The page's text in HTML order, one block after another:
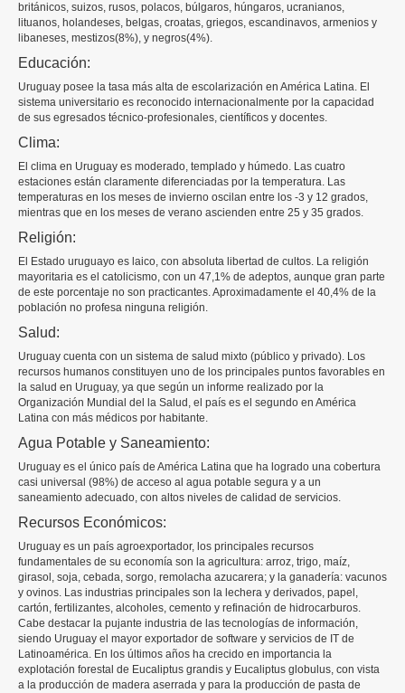
británicos, suizos, rusos, polacos, búlgaros, húngaros, ucranianos,
lituanos, holandeses, belgas, croatas, griegos, escandinavos, armenios y
libaneses, mestizos(8%), y negros(4%).
Educación:
Uruguay posee la tasa más alta de escolarización en América Latina. El
sistema universitario es reconocido internacionalmente por la capacidad
de sus egresados técnico-profesionales, científicos y docentes.
Clima:
El clima en Uruguay es moderado, templado y húmedo. Las cuatro
estaciones están claramente diferenciadas por la temperatura. Las
temperaturas en los meses de invierno oscilan entre los -3 y 12 grados,
mientras que en los meses de verano ascienden entre 25 y 35 grados.
Religión:
El Estado uruguayo es laico, con absoluta libertad de cultos. La religión
mayoritaria es el catolicismo, con un 47,1% de adeptos, aunque gran parte
de este porcentaje no son practicantes. Aproximadamente el 40,4% de la
población no profesa ninguna religión.
Salud:
Uruguay cuenta con un sistema de salud mixto (público y privado). Los
recursos humanos constituyen uno de los principales puntos favorables en
la salud en Uruguay, ya que según un informe realizado por la
Organización Mundial del la Salud, el país es el segundo en América
Latina con más médicos por habitante.
Agua Potable y Saneamiento:
Uruguay es el único país de América Latina que ha logrado una cobertura
casi universal (98%) de acceso al agua potable segura y a un
saneamiento adecuado, con altos niveles de calidad de servicios.
Recursos Económicos:
Uruguay es un país agroexportador, los principales recursos
fundamentales de su economía son la agricultura: arroz, trigo, maíz,
girasol, soja, cebada, sorgo, remolacha azucarera; y la ganadería: vacunos
y ovinos. Las industrias principales son la lechera y derivados, papel,
cartón, fertilizantes, alcoholes, cemento y refinación de hidrocarburos.
Cabe destacar la pujante industria de las tecnologías de información,
siendo Uruguay el mayor exportador de software y servicios de IT de
Latinoamérica. En los últimos años ha crecido en importancia la
explotación forestal de Eucaliptus grandis y Eucaliptus globulus, con vista
a la producción de madera aserrada y para la producción de pasta de